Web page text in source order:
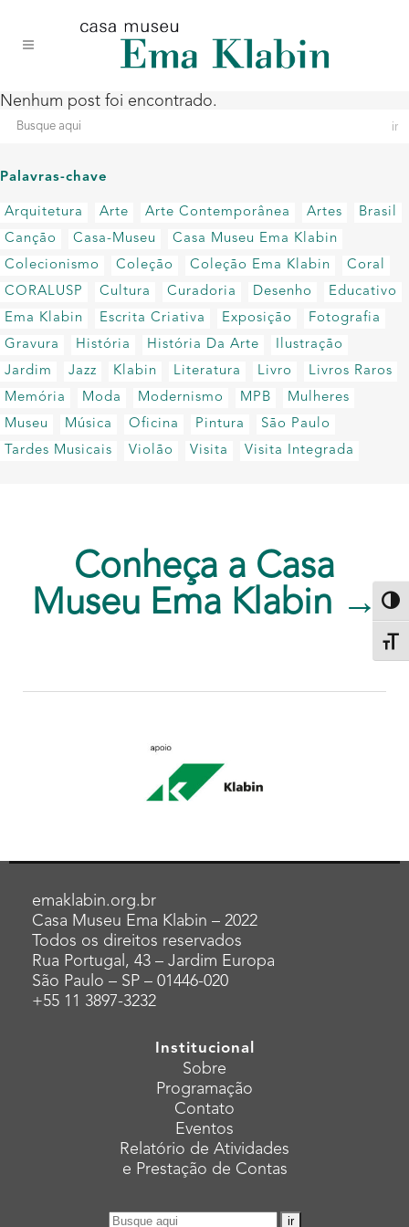
conteúdo
navegação
site
Nenhum post foi encontrado.
Palavras-chave
Arquitetura Arte Arte Contemporânea Artes
Brasil
Canção
Casa-Museu
Casa Museu Ema Klabin
Colecionismo
Coleção Coleção Ema Klabin
Coral
CORALUSP
Cultura Curadoria Desenho
Educativo
Ema Klabin
Escrita Criativa Exposição
Fotografia
Gravura
História História Da Arte
Ilustração
Jardim
Jazz Klabin Literatura Livro
Livros Raros
Memória
Moda Modernismo MPB
Mulheres
Museu
Música Oficina Pintura
São Paulo
Tardes Musicais
Violão Visita Visita Integrada
Conheça a Casa
Museu Ema Klabin →
emaklabin.org.br
Casa Museu Ema Klabin – 2022
Todos os direitos reservados
Rua Portugal, 43 – Jardim Europa
São Paulo – SP – 01446-020
+55 11 3897-3232
Institucional
Sobre
Programação
Contato
Eventos
Relatório de Atividades
e Prestação de Contas